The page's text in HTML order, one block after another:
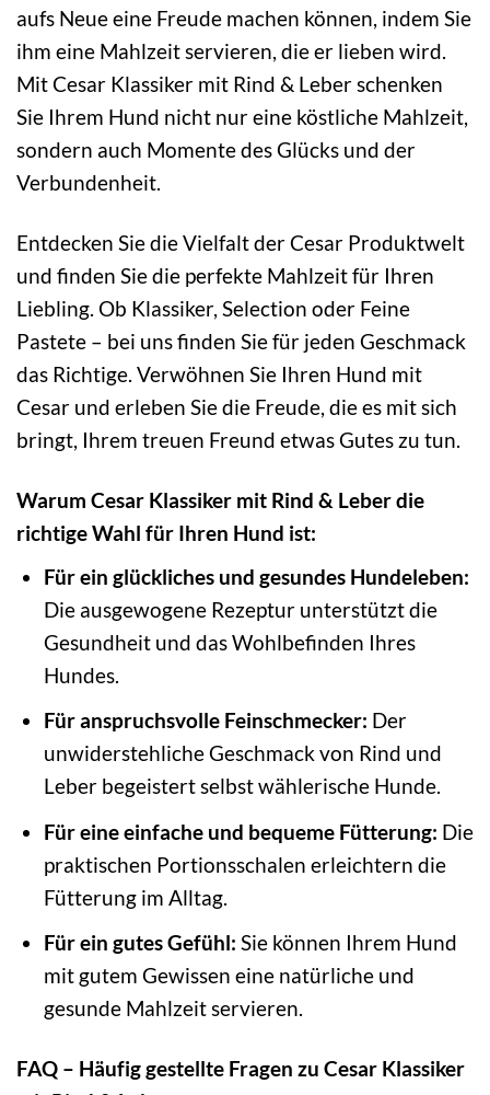
aufs Neue eine Freude machen können, indem Sie
ihm eine Mahlzeit servieren, die er lieben wird.
Mit Cesar Klassiker mit Rind & Leber schenken
Sie Ihrem Hund nicht nur eine köstliche Mahlzeit,
sondern auch Momente des Glücks und der
Verbundenheit.
Entdecken Sie die Vielfalt der Cesar Produktwelt
und finden Sie die perfekte Mahlzeit für Ihren
Liebling. Ob Klassiker, Selection oder Feine
Pastete – bei uns finden Sie für jeden Geschmack
das Richtige. Verwöhnen Sie Ihren Hund mit
Cesar und erleben Sie die Freude, die es mit sich
bringt, Ihrem treuen Freund etwas Gutes zu tun.
Warum Cesar Klassiker mit Rind & Leber die
richtige Wahl für Ihren Hund ist:
Für ein glückliches und gesundes Hundeleben:
Die ausgewogene Rezeptur unterstützt die
Gesundheit und das Wohlbefinden Ihres
Hundes.
Für anspruchsvolle Feinschmecker: Der
unwiderstehliche Geschmack von Rind und
Leber begeistert selbst wählerische Hunde.
Für eine einfache und bequeme Fütterung: Die
praktischen Portionsschalen erleichtern die
Fütterung im Alltag.
Für ein gutes Gefühl: Sie können Ihrem Hund
mit gutem Gewissen eine natürliche und
gesunde Mahlzeit servieren.
FAQ – Häufig gestellte Fragen zu Cesar Klassiker